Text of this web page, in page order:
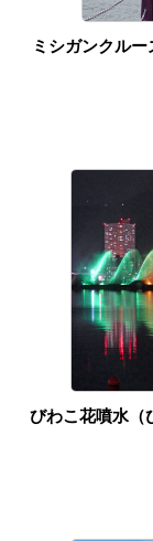
ミシガンクル
びわこ花噴水（